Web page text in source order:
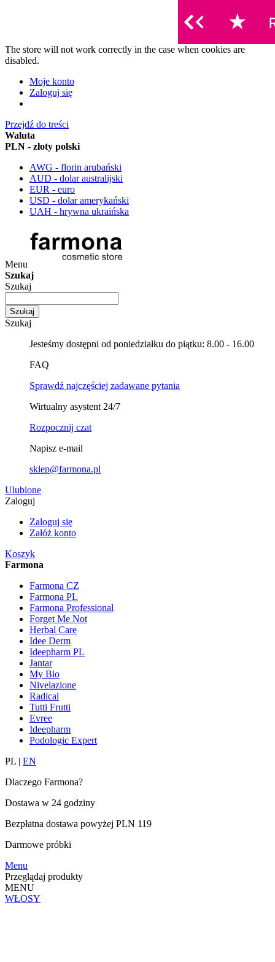
The store will not work correctly in the case when cookies are
disabled.
Moje konto
Zaloguj się
Przejdź do treści
Waluta
PLN - złoty polski
AWG - florin arubański
AUD - dolar australijski
EUR - euro
USD - dolar amerykański
UAH - hrywna ukraińska
Menu
Szukaj
Szukaj
Szukaj
Szukaj
Jesteśmy dostępni od poniedziałku do piątku: 8.00 - 16.00
FAQ
Sprawdź najczęściej zadawane pytania
Wirtualny asystent 24/7
Rozpocznij czat
Napisz e-mail
sklep@farmona.pl
Ulubione
Zaloguj
Zaloguj się
Załóż konto
Koszyk
Farmona
Farmona CZ
Farmona PL
Farmona Professional
Forget Me Not
Herbal Care
Idee Derm
Ideepharm PL
Jantar
My Bio
Nivelazione
Radical
Tutti Frutti
Evree
Ideepharm
Podologic Expert
PL | EN
Dlaczego Farmona?
Dostawa w 24 godziny
Bezpłatna dostawa powyżej PLN 119
Darmowe próbki
Menu
Przeglądaj produkty
MENU
WŁOSY